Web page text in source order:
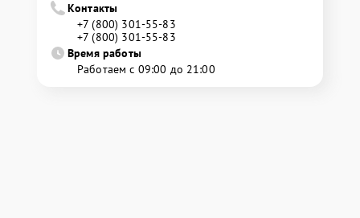
Контакты
+7 (800) 301-55-83
+7 (800) 301-55-83
Время работы
Работаем с 09:00 до 21:00